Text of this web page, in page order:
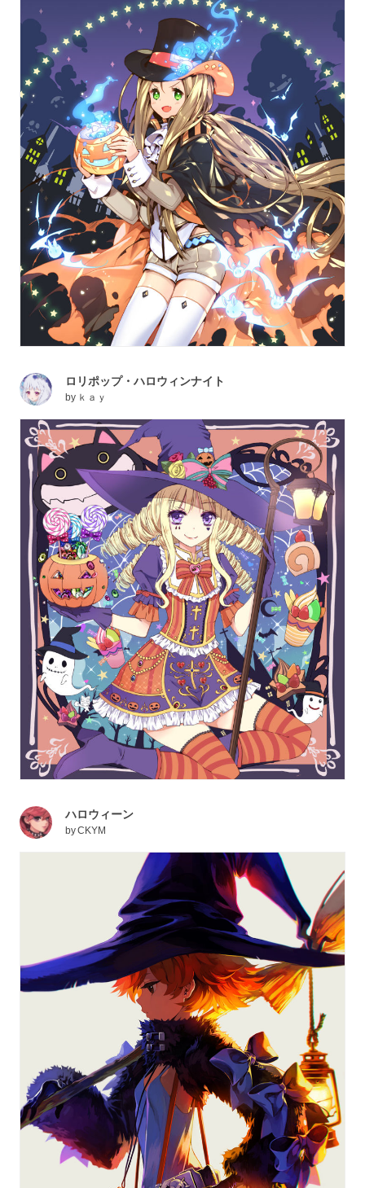
ロリポップ・ハロウィンナイト
by ｋａｙ
ハロウィーン
byCKYM